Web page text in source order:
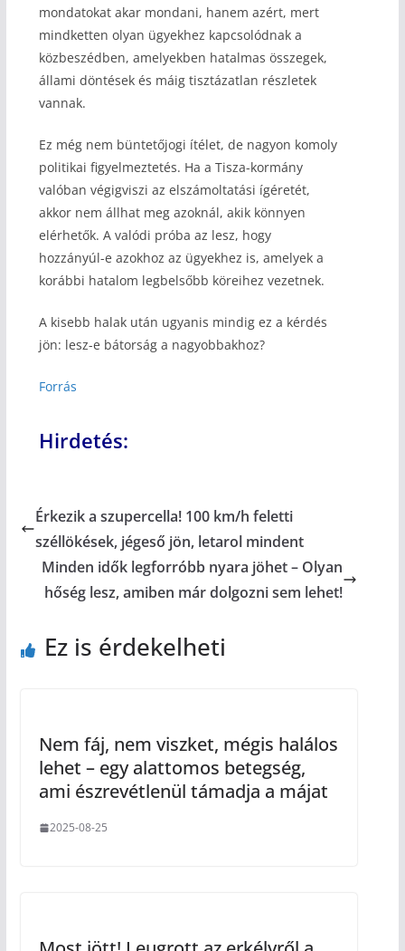
mondatokat akar mondani, hanem azért, mert
mindketten olyan ügyekhez kapcsolódnak a
közbeszédben, amelyekben hatalmas összegek,
állami döntések és máig tisztázatlan részletek
vannak.
Ez még nem büntetőjogi ítélet, de nagyon komoly
politikai figyelmeztetés. Ha a Tisza-kormány
valóban végigviszi az elszámoltatási ígéretét,
akkor nem állhat meg azoknál, akik könnyen
elérhetők. A valódi próba az lesz, hogy
hozzányúl-e azokhoz az ügyekhez is, amelyek a
korábbi hatalom legbelsőbb köreihez vezetnek.
A kisebb halak után ugyanis mindig ez a kérdés
jön: lesz-e bátorság a nagyobbakhoz?
Forrás
Hirdetés:
Érkezik a szupercella! 100 km/h feletti
széllökések, jégeső jön, letarol mindent
Minden idők legforróbb nyara jöhet – Olyan
hőség lesz, amiben már dolgozni sem lehet!
Ez is érdekelheti
Nem fáj, nem viszket, mégis halálos
lehet – egy alattomos betegség,
ami észrevétlenül támadja a májat
2025-08-25